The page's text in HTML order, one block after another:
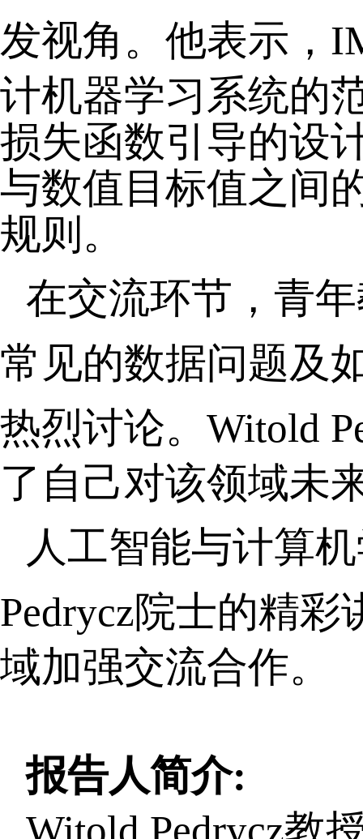
发视角。 他表示，
计机器学习系统的
损失函数引导的设
与数值目标值之间
规则。
在交流环节，青
常见的数据问题及
热烈讨论。Witold
了自己对该领域未
人工智能与计算
Pedrycz院士的精彩
域加强交流合作。
报告人简介: